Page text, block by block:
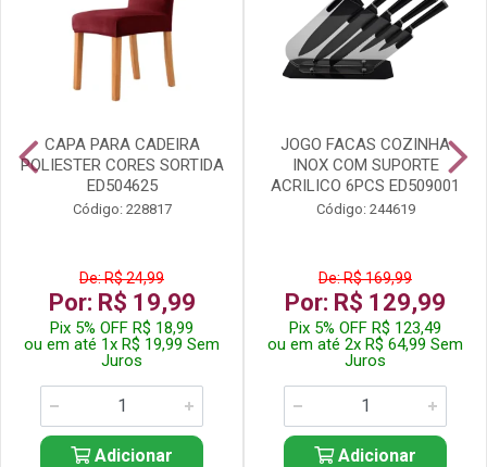
CAPA PARA CADEIRA
POLIESTER CORES SORTIDA
ED504625
Código: 228817
De: R$ 24,99
Por: R$ 19,99
Pix 5% OFF R$ 18,99
ou em até 1x R$ 19,99 Sem
Juros
Adicionar
JOGO FACAS COZINHA
INOX COM SUPORTE
ACRILICO 6PCS ED509001
Código: 244619
De: R$ 169,99
Por: R$ 129,99
Pix 5% OFF R$ 123,49
ou em até 2x R$ 64,99 Sem
Juros
Adicionar